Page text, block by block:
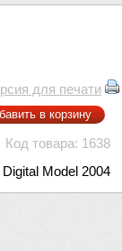
для печати
в корзину
Код товара: 1638
Model 2004